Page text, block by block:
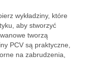
wykładziny, które
aby stworzyć
tworzą
PCV są praktyczne,
na zabrudzenia,